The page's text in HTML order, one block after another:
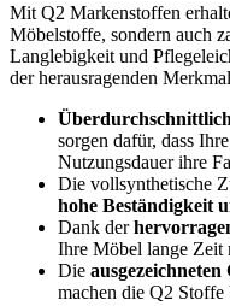
Mit Q2 Markenstoffen
Möbelstoffe, sondern auch
Langlebigkeit und
der herausragenden
sorgen dafür, dass
Nutzungsdauer ihre
Die vollsynthetische
hohe Beständigkeit
Dank der
Ihre Möbel lange Zeit
Die
machen die Q2 Stoffe